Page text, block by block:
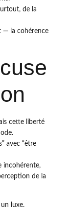
de la
— la cohérence
cette liberté
avec “être
incohérente,
de la
luxe.